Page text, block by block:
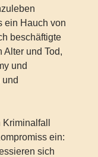
ein Hauch von
beschäftigte
Alter und Tod,
und
ein:
sich